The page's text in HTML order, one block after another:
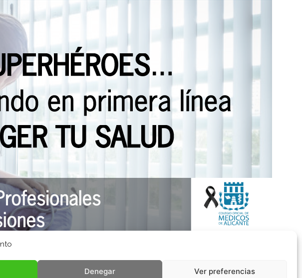
Denegar Ver preferencias